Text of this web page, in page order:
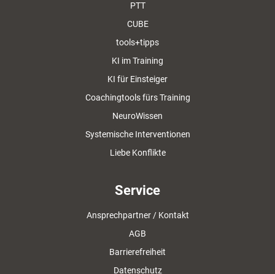
PTT
CUBE
tools+tipps
KI im Training
KI für Einsteiger
Coachingtools fürs Training
NeuroWissen
Systemische Interventionen
Liebe Konflikte
Service
Ansprechpartner / Kontakt
AGB
Barrierefreiheit
Datenschutz